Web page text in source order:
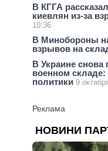
В КГГА
киевлян из-за
10:36
В Минобороны
взрывов на
В Украине
военном
политики 9